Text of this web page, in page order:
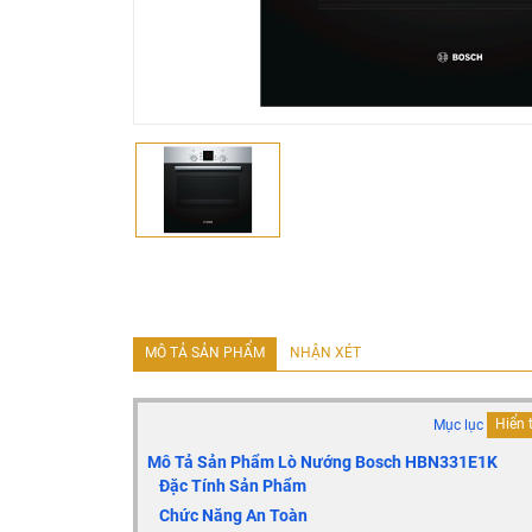
MÔ TẢ SẢN PHẨM NHẬN XÉT
Mục lục Hiển
Mô Tả Sản Phẩm Lò Nướng BoschHBN331E1K
Đặc Tính Sản Phẩm
Chức Năng An Toàn